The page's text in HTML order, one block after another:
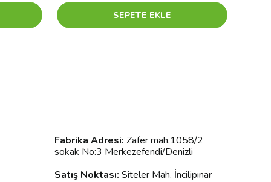
SEPETE EKLE
Fabrika Adresi: Zafer mah.1058/2
sokak No:3 Merkezefendi/Denizli
Satış Noktası: Siteler Mah. İncilipınar